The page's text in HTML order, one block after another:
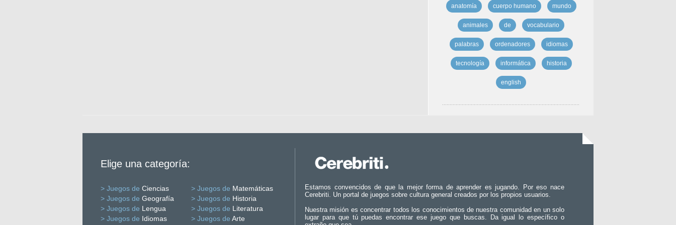
anatomía cuerpo humano mundo
animales de vocabulario
palabras ordenadores idiomas
tecnología informática historia
english
Elige una categoría:
> Juegos de Ciencias > Juegos de Matemáticas
> Juegos de Geografía > Juegos de Historia
> Juegos de Lengua > Juegos de Literatura
> Juegos de Idiomas > Juegos de Arte
Estamos convencidos de que la mejor forma de aprender es jugando. Por eso nace
Cerebriti. Un portal de juegos sobre cultura general creados por los propios usuarios.
Nuestra misión es concentrar todos los conocimientos de nuestra comunidad en un solo
lugar para que tú puedas encontrar ese juego que buscas. Da igual lo específico o